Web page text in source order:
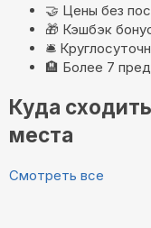
🤝 Цены без
🎁 Кэшбэк
🛎️
🏨 Более 7
Куда
места
Смотреть все